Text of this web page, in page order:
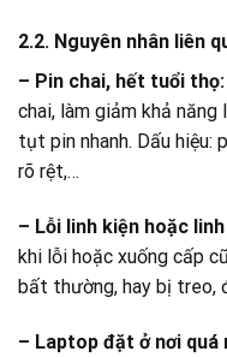
2.2. Nguyên nhân liên
– Pin chai, hết tuổi thọ:
chai, làm giảm khả
tụt pin nhanh. Dấu hiệu:
rõ rệt,…
– Lỗi linh kiện hoặc
khi lỗi hoặc xuống cấp
bất thường, hay bị treo,
– Laptop đặt ở nơi quá